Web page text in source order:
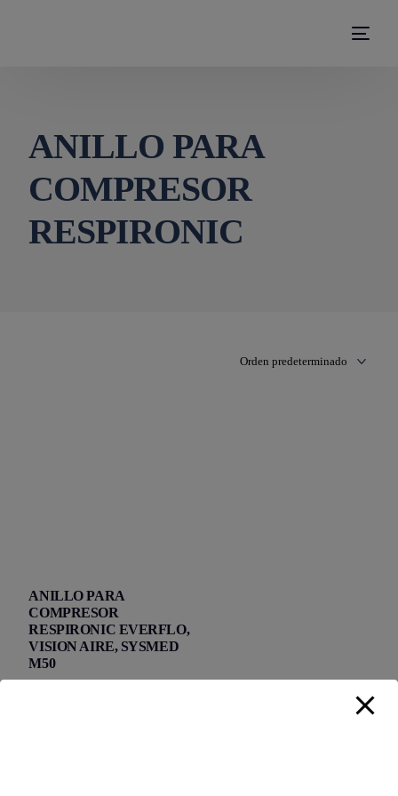
ANILLO PARA
COMPRESOR
RESPIRONIC
ANILLO PARA
COMPRESOR
RESPIRONIC EVERFLO,
VISION AIRE, SYSMED
M50